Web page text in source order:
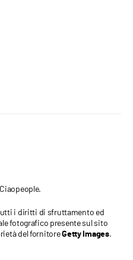
i diritti di sfruttamento ed
fotografico presente sul sito
del fornitoreGetty Images.